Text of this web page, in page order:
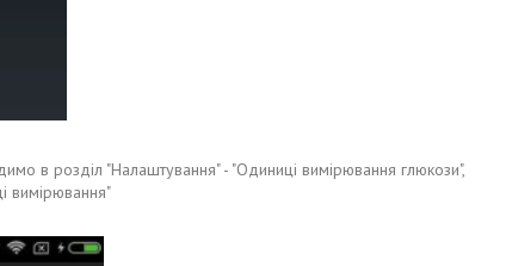
в розділ "Налаштування" - "Одиниці вимірювання глюкози",
вимірювання"